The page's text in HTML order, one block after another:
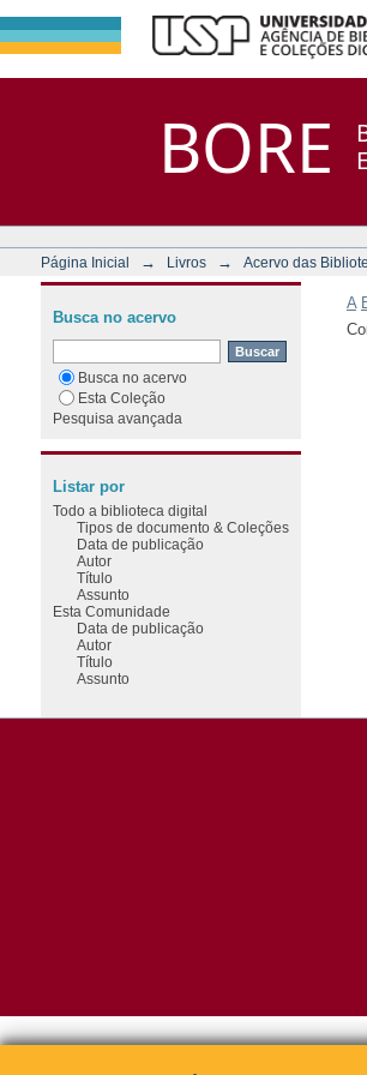
BORE
Página Inicial → Livros → Acervo das
A
Busca no acervo
Busca no acervo
Esta Coleção
Pesquisa avançada
Listar por
Todo a biblioteca digital
Tipos de documento & Coleções
Data de publicação
Autor
Título
Assunto
Esta Comunidade
Data de publicação
Autor
Título
Assunto